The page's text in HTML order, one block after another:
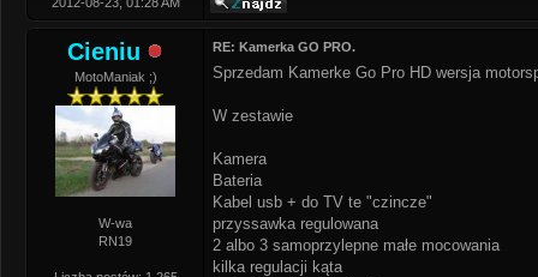
Cieniu
MotoManiak ;)
W-wa
RN19
RE: Kamerka GO PRO.
Sprzedam Kamerke Go Pro HD wersja
W zestawie
Kamera
Bateria
Kabel usb + do TV te "czincze"
przyssawka regulowana
2 albo 3 samoprzylepne małe mocowania
kilka regulacji kąta